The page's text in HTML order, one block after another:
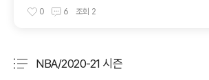
0 6 조회 2
NBA/2020-21 시즌